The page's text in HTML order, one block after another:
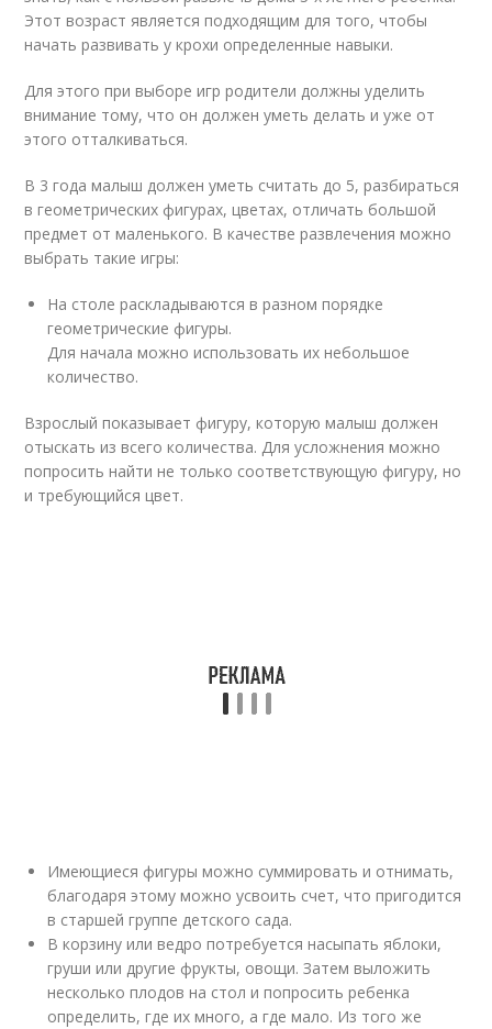
Этот возраст является подходящим для того, чтобы
начать развивать у крохи определенные навыки.
Для этого при выборе игр родители должны уделить
внимание тому, что он должен уметь делать и уже от
этого отталкиваться.
В 3 года малыш должен уметь считать до 5, разбираться
в геометрических фигурах, цветах, отличать большой
предмет от маленького. В качестве развлечения можно
выбрать такие игры:
На столе раскладываются в разном порядке
геометрические фигуры.
Для начала можно использовать их небольшое
количество.
Взрослый показывает фигуру, которую малыш должен
отыскать из всего количества. Для усложнения можно
попросить найти не только соответствующую фигуру, но
и требующийся цвет.
Имеющиеся фигуры можно суммировать и отнимать,
благодаря этому можно усвоить счет, что пригодится
в старшей группе детского сада.
В корзину или ведро потребуется насыпать яблоки,
груши или другие фрукты, овощи. Затем выложить
несколько плодов на стол и попросить ребенка
определить, где их много, а где мало. Из того же